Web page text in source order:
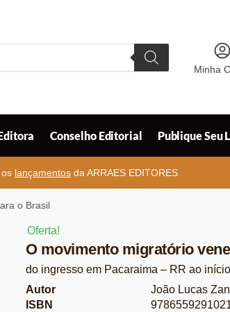
Minha
Conselho Editorial Publique Seu
lançamentos da ARRAES EDITORES
o Brasil
Oferta!
O movimento migratório
do ingresso em Pacaraima – RR ao
Autor
João Lucas
ISBN